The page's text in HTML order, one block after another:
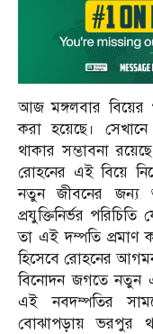
আজ মঙ্গলবার বিয়ের
করা হয়েছে।
থাকার সম্ভাবনা
রোহনের এই বিয়ে
নতুন জীবনের জন্য
প্রযুক্তিনির্ভর
তা এই দম্পতি প্রমাণ
হিসেবে রোহনের
বিনোদন জগতে নতুন
এই নবদম্পতির
বোঝাপড়ায় ভরপুর